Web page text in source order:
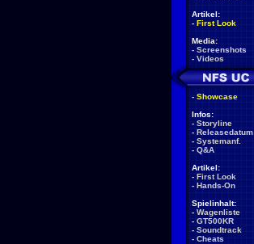
Artikel:
- First Look
Media:
- Screenshots
- Videos
- Showcase
Infos:
- Storyline
- Releasedatum
- Systemanf.
- Q&A
Artikel:
- First Look
- Hands-On
Spielinhalt:
- Wagenliste
- GT500KR
- Soundtrack
- Cheats